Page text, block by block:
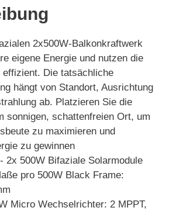
2x500W-Balkonkraftwerk
eigene Energie und nutzen die
effizient. Die tatsächliche
hängt von Standort, Ausrichtung
ab. Platzieren Sie die
sonnigen, schattenfreien Ort, um
zu maximieren und
zu gewinnen
2x 500W Bifaziale Solarmodule
pro 500W Black Frame:
Micro Wechselrichter: 2 MPPT,